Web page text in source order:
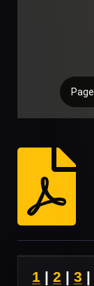
1 | 2 | 3 |